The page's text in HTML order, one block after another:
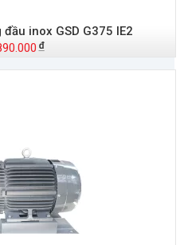
inox GSD G375 IE2